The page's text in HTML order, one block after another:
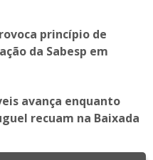
princípio de
da Sabesp em
avança enquanto
recuam na Baixada